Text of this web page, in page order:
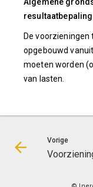
resultaatbepaling
De
opgebouwd
moeten worden
van lasten.
Vorige